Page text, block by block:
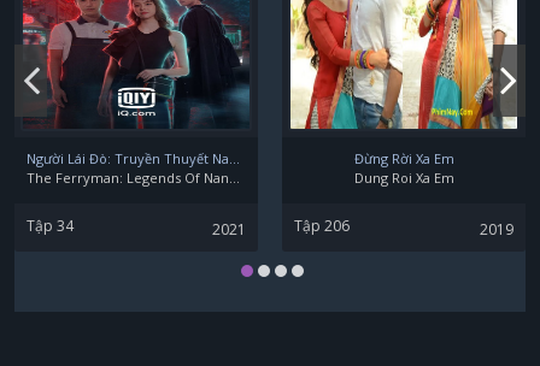
Người Lái Đò: Truyền Thuyết Nam Dương
The Ferryman: Legends Of Nanyang
Tập 34 2021
Đừng Rời Xa Em
Dung Roi Xa Em
Tập 206 2019